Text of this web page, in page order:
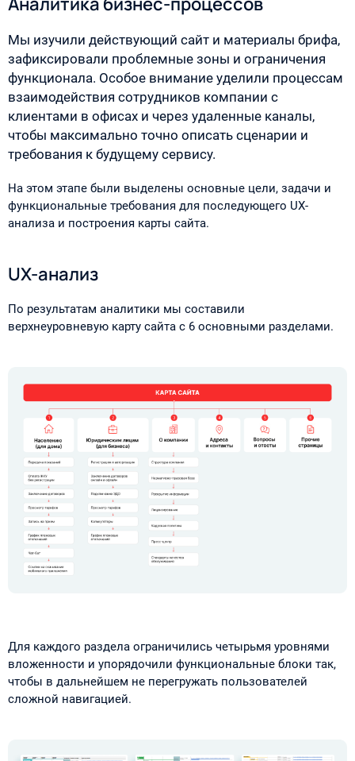
Мы изучили действующий сайт и материалы брифа,
зафиксировали проблемные зоны и ограничения
функционала. Особое внимание уделили процессам
взаимодействия сотрудников компании с
клиентами в офисах и через удаленные каналы,
чтобы максимально точно описать сценарии и
требования к будущему сервису.
На этом этапе были выделены основные цели, задачи и
функциональные требования для последующего UX-
анализа и построения карты сайта.
UX-анализ
По результатам аналитики мы составили
верхнеуровневую карту сайта с 6 основными разделами.
Для каждого раздела ограничились четырьмя уровнями
вложенности и упорядочили функциональные блоки так,
чтобы в дальнейшем не перегружать пользователей
сложной навигацией.